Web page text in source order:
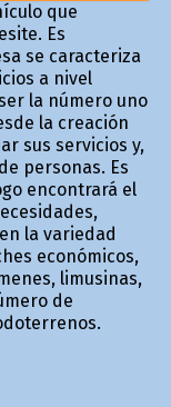
que
Es
se caracteriza
a nivel
la número uno
la creación
sus servicios y,
personas. Es
encontrará el
la variedad
económicos,
limusinas,
de